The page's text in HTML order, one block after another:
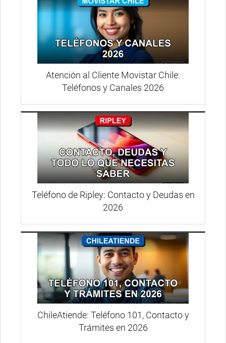
Atención al Cliente Movistar Chile:
Teléfonos y Canales 2026
Teléfono de Ripley: Contacto y Deudas en
2026
ChileAtiende: Teléfono 101, Contacto y
Trámites en 2026